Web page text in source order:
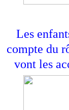
Les
compte du
vont les